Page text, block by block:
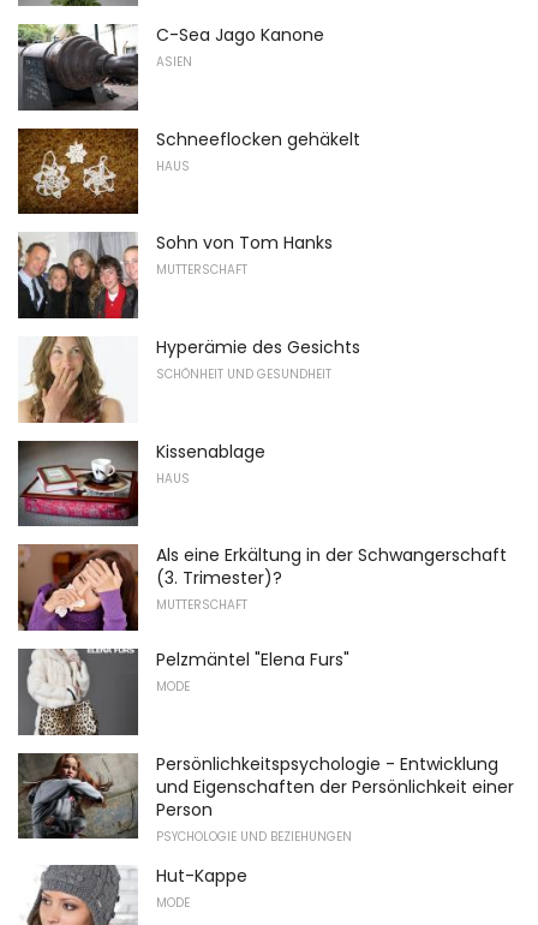
C-Sea Jago Kanone
ASIEN
Schneeflocken gehäkelt
HAUS
Sohn von Tom Hanks
MUTTERSCHAFT
Hyperämie des Gesichts
SCHÖNHEIT UND GESUNDHEIT
Kissenablage
HAUS
Als eine Erkältung in der Schwangerschaft
(3. Trimester)?
MUTTERSCHAFT
Pelzmäntel "Elena Furs"
MODE
Persönlichkeitspsychologie - Entwicklung
und Eigenschaften der Persönlichkeit einer
Person
PSYCHOLOGIE UND BEZIEHUNGEN
Hut-Kappe
MODE